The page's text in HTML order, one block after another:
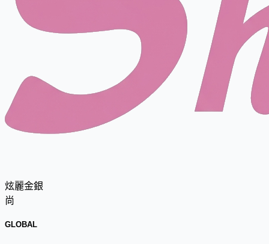
炫麗金銀
尚
GLOBAL